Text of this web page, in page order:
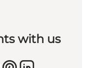
with us